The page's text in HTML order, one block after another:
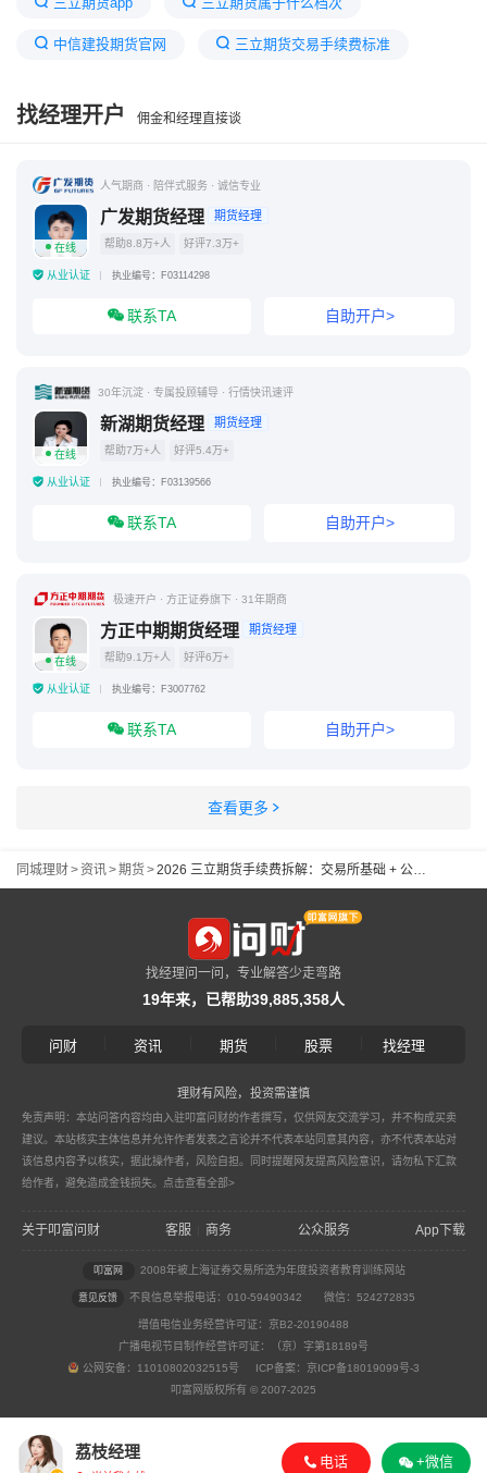
中信建投期货官网 三立期货交易手续费标准
三立期货出入金安全吗
三立期货最新消息今天
找经理开户 佣金和经理直接谈
人气期商 · 陪伴式服务 · 诚信专业
在线
广发期货经理 期货经理
帮助8.8万+人 好评7.3万+
从业认证 执业编号：F03114298
联系TA 自助开户>
30年沉淀 · 专属投顾辅导 · 行情快讯速评
在线
新湖期货经理 期货经理
帮助7万+人 好评5.4万+
从业认证 执业编号：F03139566
联系TA 自助开户>
极速开户 · 方正证券旗下 · 31年期商
在线
方正中期期货经理 期货经理
帮助9.1万+人 好评6万+
从业认证 执业编号：F3007762
联系TA 自助开户>
查看更多
同城理财>资讯>期货> 2026 三立期货手续费拆解：交易所基础 + 公司加收标准明细
荔枝经理
+微信
电话
找经理问一问，专业解答少走弯路
19年来，已帮助39,885,358人
问财 资讯 期货 股票 找经理
理财有风险，投资需谨慎
免责声明：本站问答内容均由入驻叩富问财的作者撰写，仅供网友交流学习，并不构成买卖
建议。本站核实主体信息并允许作者发表之言论并不代表本站同意其内容，亦不代表本站对
该信息内容予以核实，据此操作者，风险自担。同时提醒网友提高风险意识，请勿私下汇款
给作者，避免造成金钱损失。 点击查看全部>
关于叩富问财 客服 商务 公众服务 App下载
叩富网 2008年被上海证券交易所选为年度投资者教育训练网站
意见反馈 不良信息举报电话：010-59490342 微信：524272835
增值电信业务经营许可证：京B2-20190488
广播电视节目制作经营许可证：（京）字第18189号
公网安备：11010802032515号 ICP备案：京ICP备18019099号-3
叩富网版权所有 © 2007-2025